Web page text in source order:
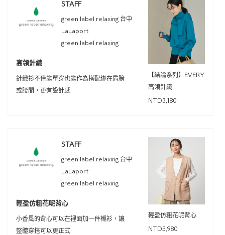
STAFF
green label relaxing 台中
LaLaport
green label relaxing
高領針織
針織衫不僅能單穿也能作為搭配綁在肩膀
或腰間，更有設計感
【結論系列】EVERY
高領針織
NTD3,180
STAFF
green label relaxing 台中
LaLaport
green label relaxing
輕盈仿粗花呢背心
小香風的背心可以在裡面加一件襯衫，讓
整體穿搭可以更正式
輕盈仿粗花呢背心
NTD5,980